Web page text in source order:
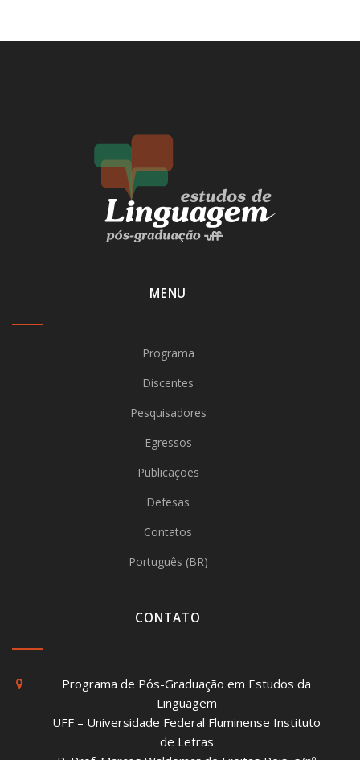
MENU
Programa
Discentes
Pesquisadores
Egressos
Publicações
Defesas
Contatos
Português (BR)
CONTATO
Programa de Pós-Graduação em Estudos da
Linguagem
UFF – Universidade Federal Fluminense Instituto
de Letras